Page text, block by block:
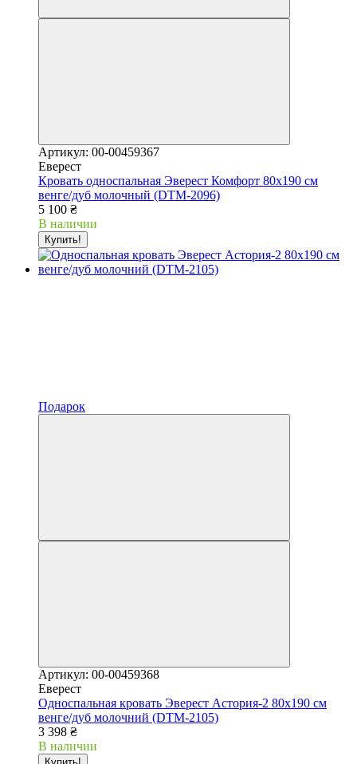
Артикул: 00-00459367
Еверест
Кровать односпальная Эверест Комфорт 80х190 см
венге/дуб молочный (DTM-2096)
5 100 ₴
В наличии
Купить!
Подарок
Артикул: 00-00459368
Еверест
Односпальная кровать Эверест Астория-2 80х190 см
венге/дуб молочний (DTM-2105)
3 398 ₴
В наличии